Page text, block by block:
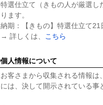
特選仕立て（きもの人が厳選
ります。
納期：【きもの】特選仕立て
→ 詳しくは、 こちら
個人情報について
お客さまから収集される情報
には、決して開示されている事